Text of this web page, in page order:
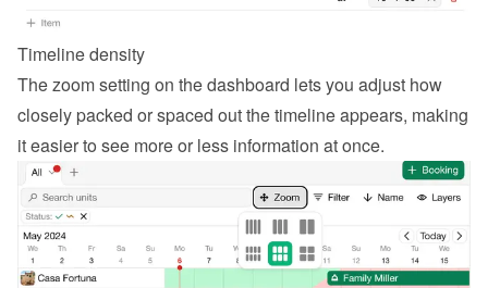
Timeline density
The zoom setting on the dashboard lets you adjust how
closely packed or spaced out the timeline appears, making
it easier to see more or less information at once.